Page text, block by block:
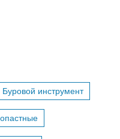
Буровой инструмент